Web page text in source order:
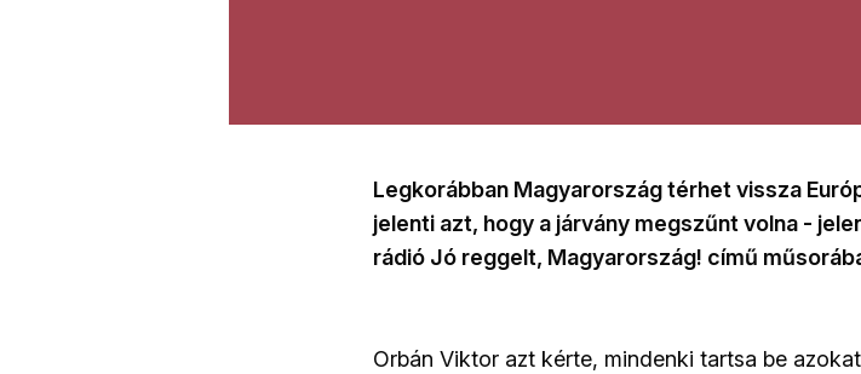
Legkorábban Magyarország térhet vissza
jelenti azt, hogy a járvány megszűnt volna -
rádió Jó reggelt, Magyarország! című
Orbán Viktor azt kérte, mindenki tartsa be